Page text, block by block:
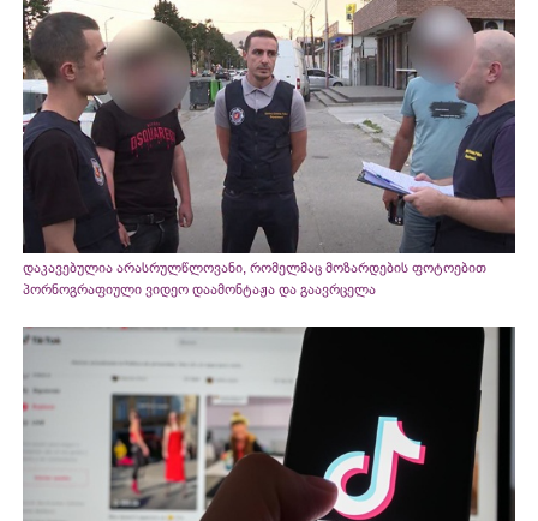
დაკავებულია არასრულწლოვანი, რომელმაც მოზარდების ფოტოებით
პორნოგრაფიული ვიდეო დაამონტაჟა და გაავრცელა